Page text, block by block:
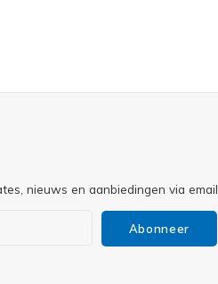
nieuws en aanbiedingen via email
Abonneer